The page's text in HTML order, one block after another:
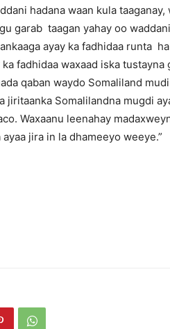
hadana waan kula
garab taagan yahay oo
ayay ka fadhidaa runta
fadhidaa waxaad iska
qaban waydo Somaliland
jiritaanka Somalilandna mugdi
Waxaanu leenahay
jira in la dhameeyo weeye.”